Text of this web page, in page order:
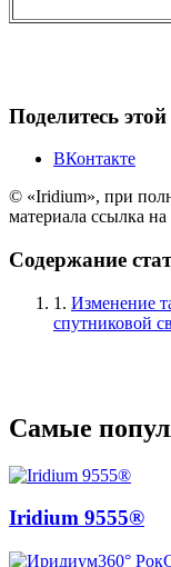
Поделитесь этой
ВКонтакте
© «Iridium», при
материала ссылка
Содержание
1. Изменение
спутниковой
Самые
Iridium 9555®